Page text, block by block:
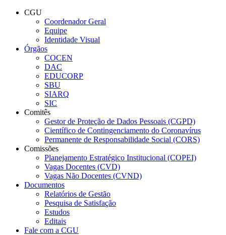
Conteúdo principal
CGU
Coordenador Geral
Equipe
Identidade Visual
Órgãos
COCEN
DAC
EDUCORP
SBU
SIARQ
SIC
Comitês
Gestor de Proteção de Dados Pessoais (CGPD)
Científico de Contingenciamento do Coronavírus
Permanente de Responsabilidade Social (CORS)
Comissões
Planejamento Estratégico Institucional (COPEI)
Vagas Docentes (CVD)
Vagas Não Docentes (CVND)
Documentos
Relatórios de Gestão
Pesquisa de Satisfação
Estudos
Editais
Fale com a CGU